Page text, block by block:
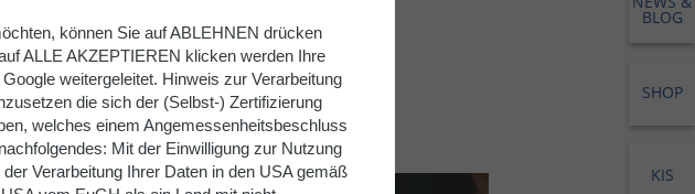
BLOG
SHOP
KIS
können Sie auf ABLEHNEN drücken
ALLE AKZEPTIEREN klicken werden Ihre
weitergeleitet. Hinweis zur Verarbeitung
die sich der (Selbst-) Zertifizierung
welches einem Angemessenheitsbeschluss
Mit der Einwilligung zur Nutzung
Verarbeitung Ihrer Daten in den USA gemäß